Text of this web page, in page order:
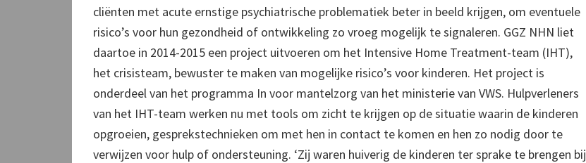
cliënten met acute ernstige psychiatrische problematiek beter in beeld krijgen, om eventuele
risico’s voor hun gezondheid of ontwikkeling zo vroeg mogelijk te signaleren. GGZ NHN liet
daartoe in 2014-2015 een project uitvoeren om het Intensive Home Treatment-team (IHT),
het crisisteam, bewuster te maken van mogelijke risico’s voor kinderen. Het project is
onderdeel van het programma In voor mantelzorg van het ministerie van VWS. Hulpverleners
van het IHT-team werken nu met tools om zicht te krijgen op de situatie waarin de kinderen
opgroeien, gesprekstechnieken om met hen in contact te komen en hen zo nodig door te
verwijzen voor hulp of ondersteuning. ‘Zij waren huiverig de kinderen ter sprake te brengen bij